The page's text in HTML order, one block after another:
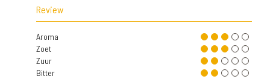
Review
Aroma
Zoet
Zuur
Bitter